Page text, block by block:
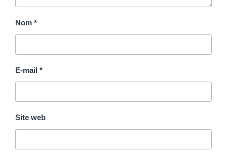
Nom *
E-mail *
Site web